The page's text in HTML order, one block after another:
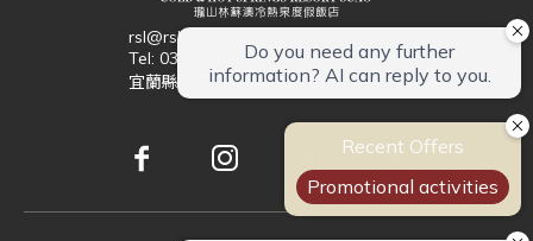
rsl@rslhotel.tw
Tel: 03-996-6666 / Fax.03-996-6000
宜蘭縣蘇澳鎮中原路301號